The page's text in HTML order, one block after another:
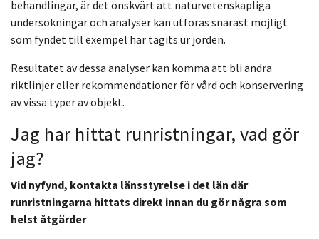
behandlingar, är det önskvärt att naturvetenskapliga
undersökningar och analyser kan utföras snarast möjligt
som fyndet till exempel har tagits ur jorden.
Resultatet av dessa analyser kan komma att bli andra
riktlinjer eller rekommendationer för vård och konservering
av vissa typer av objekt.
Jag har hittat runristningar, vad gör
jag?
Vid nyfynd, kontakta länsstyrelse i det län där
runristningarna hittats direkt innan du gör några som
helst åtgärder